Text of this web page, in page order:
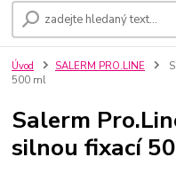
Úvod SALERM PRO.LINE
500 ml
Salerm
silnou fixací